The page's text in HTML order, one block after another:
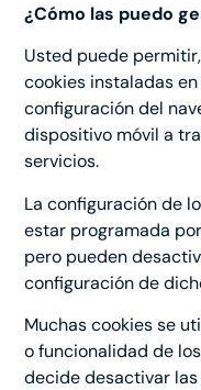
¿Cómo las puedo
Usted puede
cookies instaladas
configuración del
dispositivo móvil a
servicios.
La configuración de
estar programada
pero pueden
configuración de
Muchas cookies se
o funcionalidad de
decide desactivar